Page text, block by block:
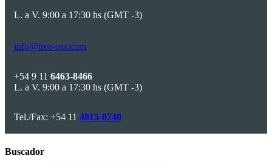
L. a V. 9:00 a 17:30 hs (GMT -3)
info@tree-oss.com
+54 9 11 6463-8466
L. a V. 9:00 a 17:30 hs (GMT -3)
Tel./Fax: +54 11 4815-0740
Buscador